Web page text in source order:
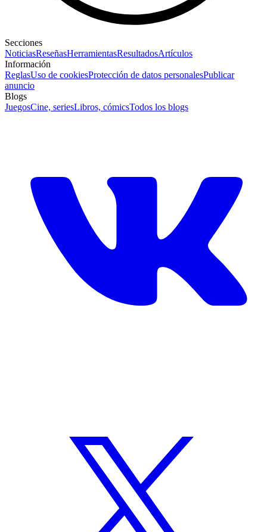
Secciones
NoticiasReseñasHerramientasResultadosArtículos
Información
ReglasUso de cookiesProtección de datos personalesPublicar
anuncio
Blogs
JuegosCine, seriesLibros, cómicsTodos los blogs